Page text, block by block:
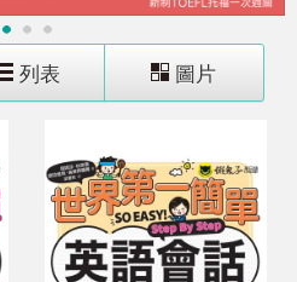
銷售量 (低→高)
價格 (低→高)
1 2 3
列表 圖片